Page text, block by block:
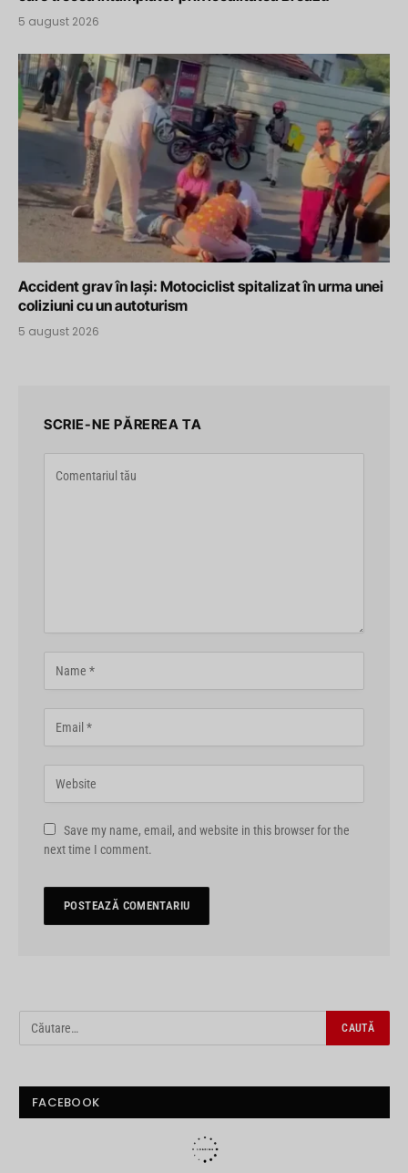
5 august 2026
Accident grav în Iași: Motociclist spitalizat în urma unei
coliziuni cu un autoturism
5 august 2026
SCRIE-NE PĂREREA TA
Save my name, email, and website in this browser for the
next time I comment.
FACEBOOK